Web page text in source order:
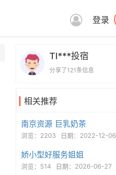
登录
TI***投宿
分享了121条信息
相关推荐
南京资源 巨乳奶茶
浏览：2203 日期：2022-12-06
娇小型好服务姐姐
浏览：514 日期：2026-06-27